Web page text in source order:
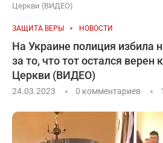
Церкви (ВИДЕО)
ЗАЩИТА ВЕРЫ НОВОСТИ
На Украине полиция избила
за то, что тот остался верен
Церкви (ВИДЕО)
24.03.2023 0 комментариев